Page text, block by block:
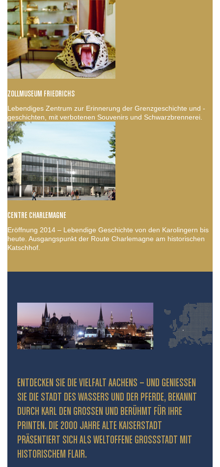
ZOLLMUSEUM FRIEDRICHS
Lebendiges Zentrum zur Erinnerung der Grenzgeschichte und -
geschichten, mit verbotenen Souvenirs und Schwarzbrennerei.
CENTRE CHARLEMAGNE
Eröffnung 2014 – Lebendige Geschichte von den Karolingern bis
heute. Ausgangspunkt der Route Charlemagne am historischen
Katschhof.
ENTDECKEN SIE DIE VIELFALT AACHENS – UND GENIESSEN S
IE DIE STADT DES WASSERS UND DER PFERDE, BEKANNT D
URCH KARL DEN GROSSEN UND BERÜHMT FÜR IHRE PR
INTEN. DIE 2000 JAHRE ALTE KAISERSTADT PR
ÄSENTIERT SICH ALS WELTOFFENE GROSSSTADT MIT HIS
TORISCHEM FLAIR.